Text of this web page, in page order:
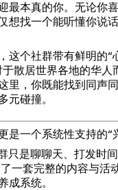
最本真的你。无论你
想找一个能听懂你说
这个社群带有鲜明的“
散居世界各地的华人
里，你既能找到同声
元碰撞。
是一个系统性支持的“
只是聊聊天、打发时间
了一套完整的内容与活
成系统。